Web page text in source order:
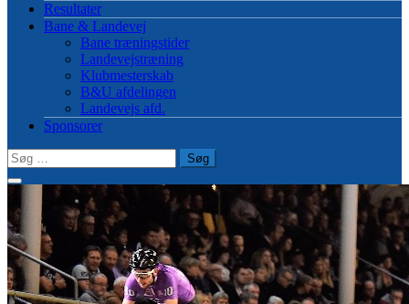
Resultater
Bane & Landevej
Bane træningstider
Landevejstræning
Klubmesterskab
B&U afdelingen
Landevejs afd.
Sponsorer
Søg
efter: